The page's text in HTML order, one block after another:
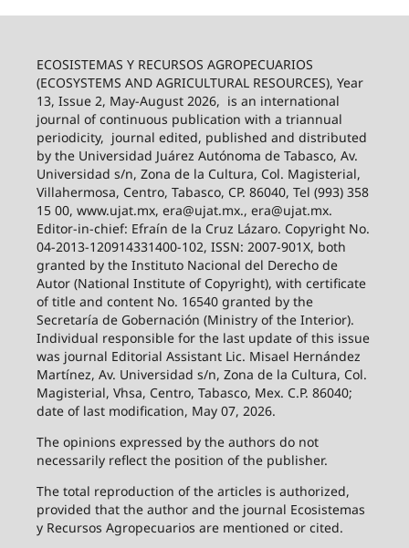
ECOSISTEMAS Y RECURSOS AGROPECUARIOS
(ECOSYSTEMS AND AGRICULTURAL RESOURCES), Year
13, Issue 2, May-August 2026, is an international
journal of continuous publication with a triannual
periodicity, journal edited, published and distributed
by the Universidad Juárez Autónoma de Tabasco, Av.
Universidad s/n, Zona de la Cultura, Col. Magisterial,
Villahermosa, Centro, Tabasco, CP. 86040, Tel (993) 358
15 00, www.ujat.mx, era@ujat.mx., era@ujat.mx.
Editor-in-chief: Efraín de la Cruz Lázaro. Copyright No.
04-2013-120914331400-102, ISSN: 2007-901X, both
granted by the Instituto Nacional del Derecho de
Autor (National Institute of Copyright), with certificate
of title and content No. 16540 granted by the
Secretaría de Gobernación (Ministry of the Interior).
Individual responsible for the last update of this issue
was journal Editorial Assistant Lic. Misael Hernández
Martínez, Av. Universidad s/n, Zona de la Cultura, Col.
Magisterial, Vhsa, Centro, Tabasco, Mex. C.P. 86040;
date of last modification, May 07, 2026.
The opinions expressed by the authors do not
necessarily reflect the position of the publisher.
The total reproduction of the articles is authorized,
provided that the author and the journal Ecosistemas
y Recursos Agropecuarios are mentioned or cited.